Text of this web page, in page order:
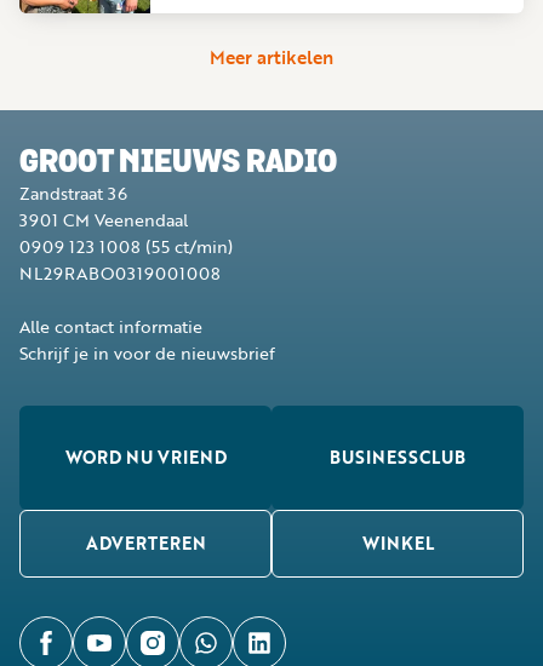
Meer artikelen
GROOT NIEUWS RADIO
Zandstraat 36
3901 CM Veenendaal
0909 123 1008 (55 ct/min)
NL29RABO0319001008
Alle contact informatie
Schrijf je in voor de nieuwsbrief
WORD NU VRIEND BUSINESSCLUB
ADVERTEREN WINKEL